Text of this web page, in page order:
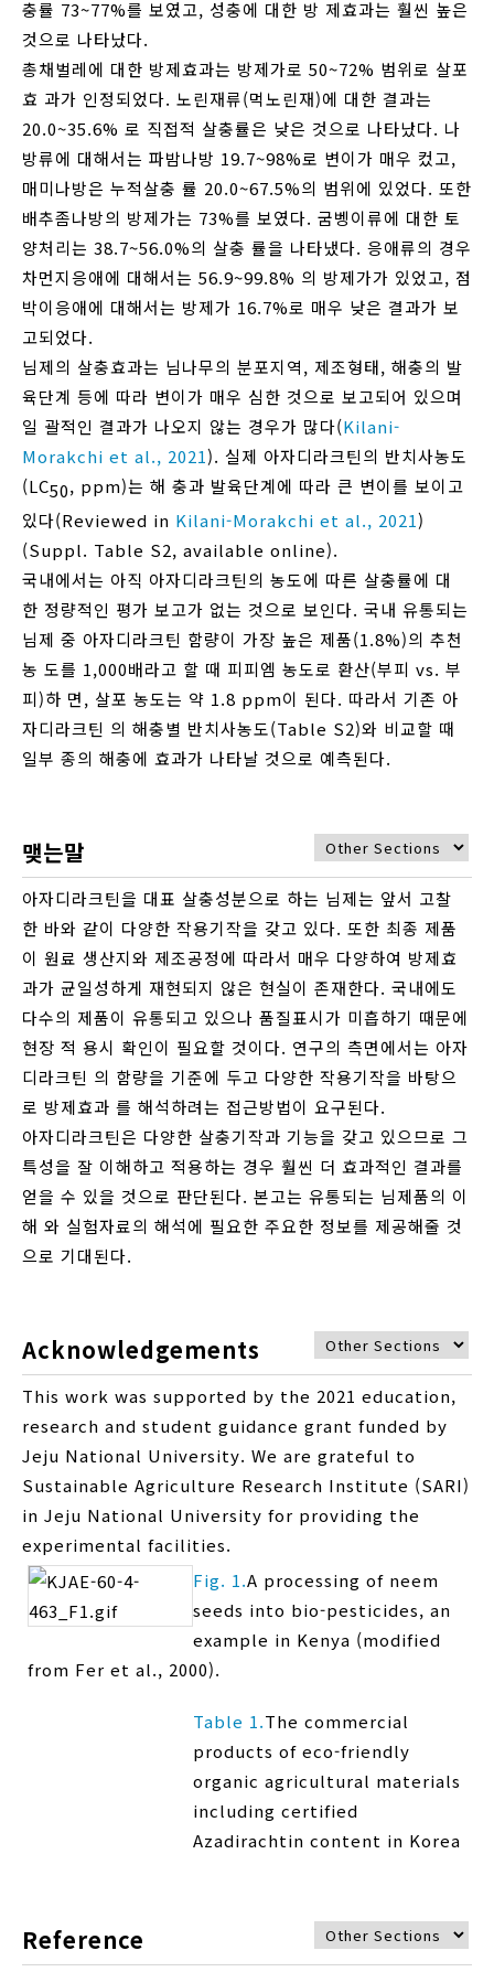
충률 73~77%를 보였고, 성충에 대한 방 제효과는 훨씬 높은
것으로 나타났다.
총채벌레에 대한 방제효과는 방제가로 50~72% 범위로 살포
효 과가 인정되었다. 노린재류(먹노린재)에 대한 결과는
20.0~35.6% 로 직접적 살충률은 낮은 것으로 나타났다. 나
방류에 대해서는 파밤나방 19.7~98%로 변이가 매우 컸고,
매미나방은 누적살충 률 20.0~67.5%의 범위에 있었다. 또한
배추좀나방의 방제가는 73%를 보였다. 굼벵이류에 대한 토
양처리는 38.7~56.0%의 살충 률을 나타냈다. 응애류의 경우
차먼지응애에 대해서는 56.9~99.8% 의 방제가가 있었고, 점
박이응애에 대해서는 방제가 16.7%로 매우 낮은 결과가 보
고되었다.
님제의 살충효과는 님나무의 분포지역, 제조형태, 해충의 발
육단계 등에 따라 변이가 매우 심한 것으로 보고되어 있으며
일 괄적인 결과가 나오지 않는 경우가 많다(Kilani-
Morakchi et al., 2021). 실제 아자디라크틴의 반치사농도
(LC50, ppm)는 해 충과 발육단계에 따라 큰 변이를 보이고
있다(Reviewed in Kilani-Morakchi et al., 2021)
(Suppl. Table S2, available online).
국내에서는 아직 아자디라크틴의 농도에 따른 살충률에 대
한 정량적인 평가 보고가 없는 것으로 보인다. 국내 유통되는
님제 중 아자디라크틴 함량이 가장 높은 제품(1.8%)의 추천
농 도를 1,000배라고 할 때 피피엠 농도로 환산(부피 vs. 부
피)하 면, 살포 농도는 약 1.8 ppm이 된다. 따라서 기존 아
자디라크틴 의 해충별 반치사농도(Table S2)와 비교할 때
일부 종의 해충에 효과가 나타날 것으로 예측된다.
맺는말
아자디라크틴을 대표 살충성분으로 하는 님제는 앞서 고찰
한 바와 같이 다양한 작용기작을 갖고 있다. 또한 최종 제품
이 원료 생산지와 제조공정에 따라서 매우 다양하여 방제효
과가 균일성하게 재현되지 않은 현실이 존재한다. 국내에도
다수의 제품이 유통되고 있으나 품질표시가 미흡하기 때문에
현장 적 용시 확인이 필요할 것이다. 연구의 측면에서는 아자
디라크틴 의 함량을 기준에 두고 다양한 작용기작을 바탕으
로 방제효과 를 해석하려는 접근방법이 요구된다.
아자디라크틴은 다양한 살충기작과 기능을 갖고 있으므로 그
특성을 잘 이해하고 적용하는 경우 훨씬 더 효과적인 결과를
얻을 수 있을 것으로 판단된다. 본고는 유통되는 님제품의 이
해 와 실험자료의 해석에 필요한 주요한 정보를 제공해줄 것
으로 기대된다.
Acknowledgements
This work was supported by the 2021 education,
research and student guidance grant funded by
Jeju National University. We are grateful to
Sustainable Agriculture Research Institute (SARI)
in Jeju National University for providing the
experimental facilities.
Fig. 1.A processing of neem
seeds into bio-pesticides, an
example in Kenya (modified
from Fer et al., 2000).
Table 1.The commercial
products of eco-friendly
organic agricultural materials
including certified
Azadirachtin content in Korea
Reference